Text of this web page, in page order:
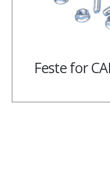
Feste for